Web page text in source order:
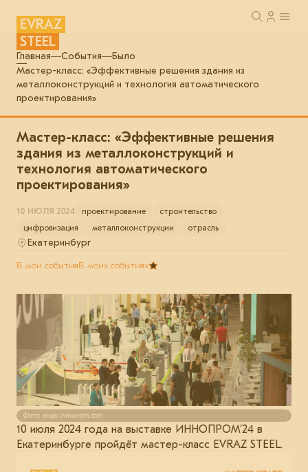
EVRAZ
STEEL
Главная События
Было
Мастер-класс: «Эффективные решения здания из
металлоконструкций и технология автоматического
проектирования»
Мастер-класс: «Эффективные решения
здания из металлоконструкций и
технология автоматического
проектирования»
10 ИЮЛЯ 2024 проектирование
строительство
цифровизация
металлоконструкции отрасль
Екатеринбург
В мои событияВ моих событиях
Фото: expo.innoprom.com
10 июля 2024 года на выставке ИННОПРОМ’24 в
Екатеринбурге пройдёт мастер-класс EVRAZ STEEL.